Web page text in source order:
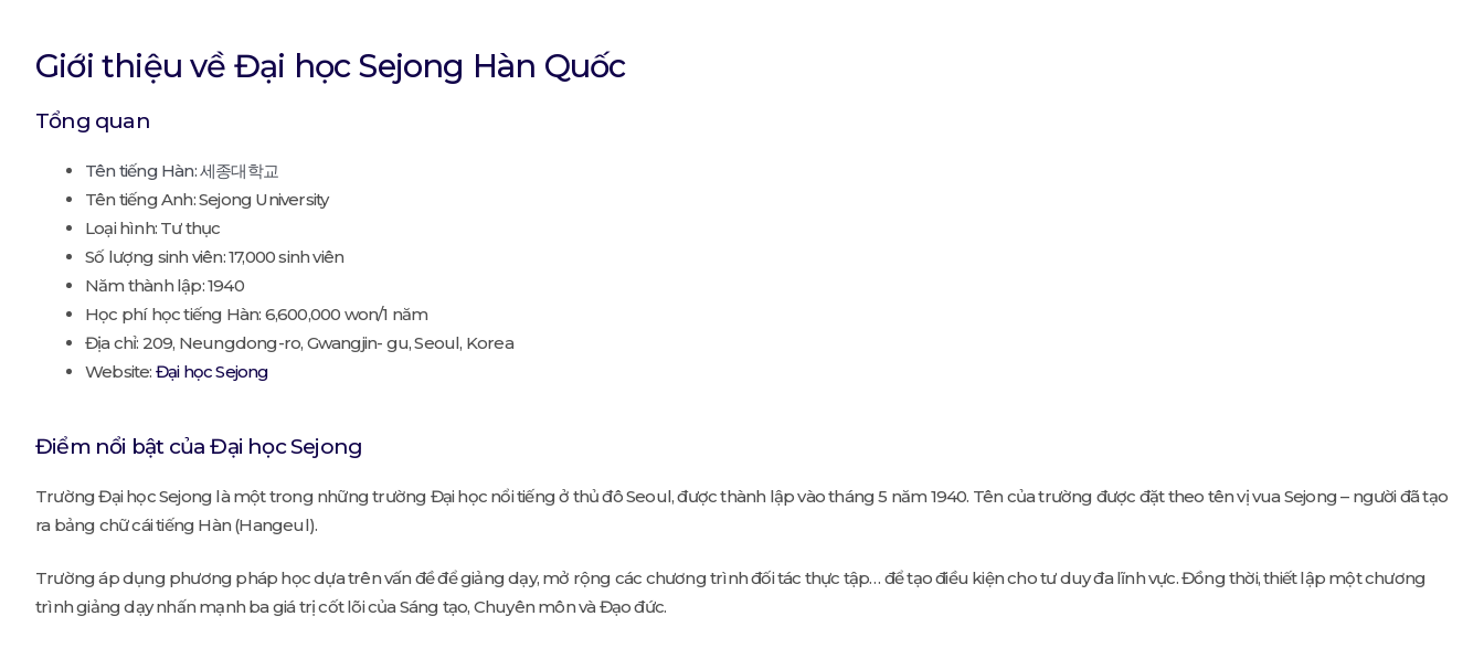
Giới thiệu về Đại học Sejong Hàn Quốc
Tổng quan
Tên tiếng Hàn: 세종대학교
Tên tiếng Anh: Sejong University
Loại hình: Tư thục
Số lượng sinh viên: 17,000 sinh viên
Năm thành lập: 1940
Học phí học tiếng Hàn: 6,600,000 won/1 năm
Địa chỉ: 209, Neungdong-ro, Gwangjin- gu, Seoul, Korea
Website: Đại học Sejong
Điểm nổi bật của Đại học Sejong
Trường Đại học Sejong là một trong những trường Đại học nổi tiếng ở thủ đô Seoul, được thành lập vào tháng 5 năm 1940. Tên của trường được đặt theo tên vị vua Sejong – người đã tạo
ra bảng chữ cái tiếng Hàn (Hangeul).
Trường áp dụng phương pháp học dựa trên vấn đề để giảng dạy, mở rộng các chương trình đối tác thực tập… để tạo điều kiện cho tư duy đa lĩnh vực. Đồng thời, thiết lập một chương
trình giảng dạy nhấn mạnh ba giá trị cốt lõi của Sáng tạo, Chuyên môn và Đạo đức.